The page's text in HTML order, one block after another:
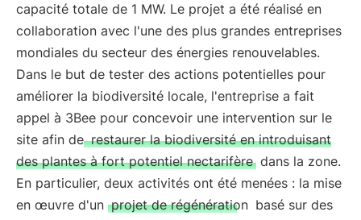
capacité totale de 1 MW. Le projet a été réalisé en
collaboration avec l'une des plus grandes entreprises
mondiales du secteur des énergies renouvelables.
Dans le but de tester des actions potentielles pour
améliorer la biodiversité locale, l'entreprise a fait
appel à 3Bee pour concevoir une intervention sur le
site afin de restaurer la biodiversité en introduisant
des plantes à fort potentiel nectarifère dans la zone.
En particulier, deux activités ont été menées : la mise
en œuvre d'un projet de régénération basé sur des